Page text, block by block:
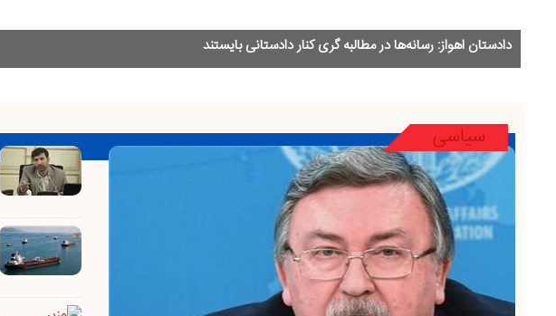
دادستان اهواز: رسانه‌ها در مطالبه گری کنار دادستانی بایستند
سیاسی